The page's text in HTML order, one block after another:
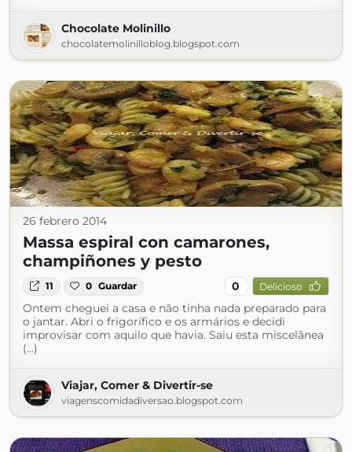
Chocolate Molinillo
chocolatemolinilloblog.blogspot.com
26 febrero 2014
Massa espiral con camarones,
champiñones y pesto
11 0 Guardar 0 Delicioso
Ontem cheguei a casa e não tinha nada preparado para
o jantar. Abri o frigorífico e os armários e decidi
improvisar com aquilo que havia. Saiu esta miscelânea
(...)
Viajar, Comer & Divertir-se
viagenscomidadiversao.blogspot.com